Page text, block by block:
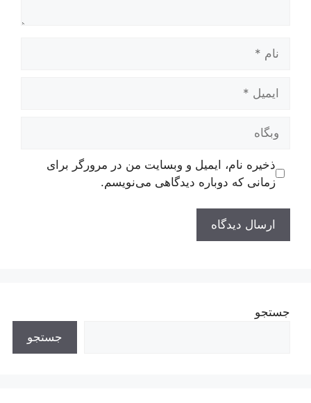
وبگاه
ذخیره نام، ایمیل و وبسایت من در مرورگر برای
زمانی که دوباره دیدگاهی می‌نویسم.
جستجو
جستجو